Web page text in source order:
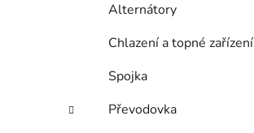
Alternátory
Chlazení a topné zařízení
Spojka
Převodovka